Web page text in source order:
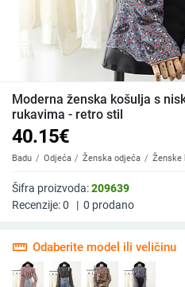
Moderna ženska košulja s
rukavima - retro stil
40.15€
Badu Odjeća Ženska odjeća Ženske
Šifra proizvoda:209639
Recenzije:0 | 0 prodano
straighten Odaberite model ili veličinu